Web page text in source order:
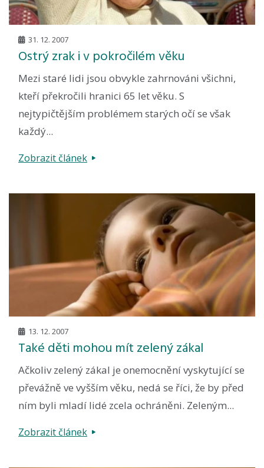
31. 12. 2007
Ostrý zrak i v pokročilém věku
Mezi staré lidi jsou obvykle zahrnováni všichni,
kteří překročili hranici 65 let věku. S
nejtypičtějším problémem starých očí se však
každý...
Zobrazit článek
13. 12. 2007
Také děti mohou mít zelený zákal
Ačkoliv zelený zákal je onemocnění vyskytující se
převážně ve vyšším věku, nedá se říci, že by před
ním byli mladí lidé zcela ochráněni. Zeleným...
Zobrazit článek